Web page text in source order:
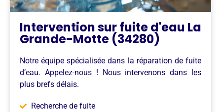
Intervention sur fuite d'eau La
Grande-Motte (34280)
Notre équipe spécialisée dans la réparation de fuite
d’eau. Appelez-nous ! Nous intervenons dans les
plus brefs délais.
Recherche de fuite